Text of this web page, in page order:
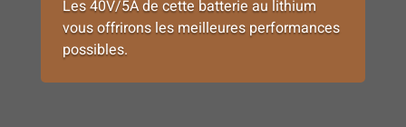
Les 40V/5A de cette batterie au lithium
vous offrirons les meilleures performances
possibles.